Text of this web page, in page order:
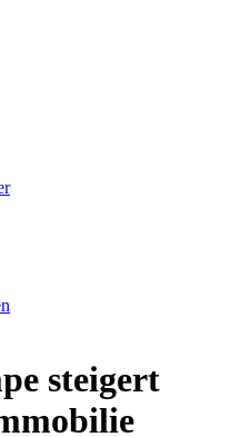
steigert